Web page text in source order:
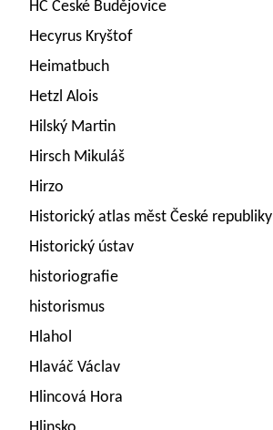
HC České Budějovice
Hecyrus Kryštof
Heimatbuch
Hetzl Alois
Hilský Martin
Hirsch Mikuláš
Hirzo
Historický atlas měst České republiky
Historický ústav
historiografie
historismus
Hlahol
Hlaváč Václav
Hlincová Hora